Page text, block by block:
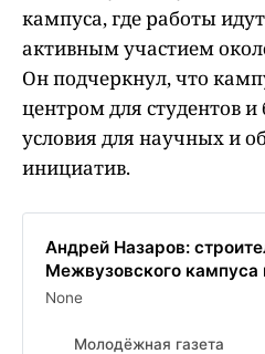
кампуса, где работы
активным участием
Он подчеркнул, что
центром для студентов и
условия для научных и
инициатив.
Андрей Назаров:
Межвузовского кампуса
None
Молодёжная газета